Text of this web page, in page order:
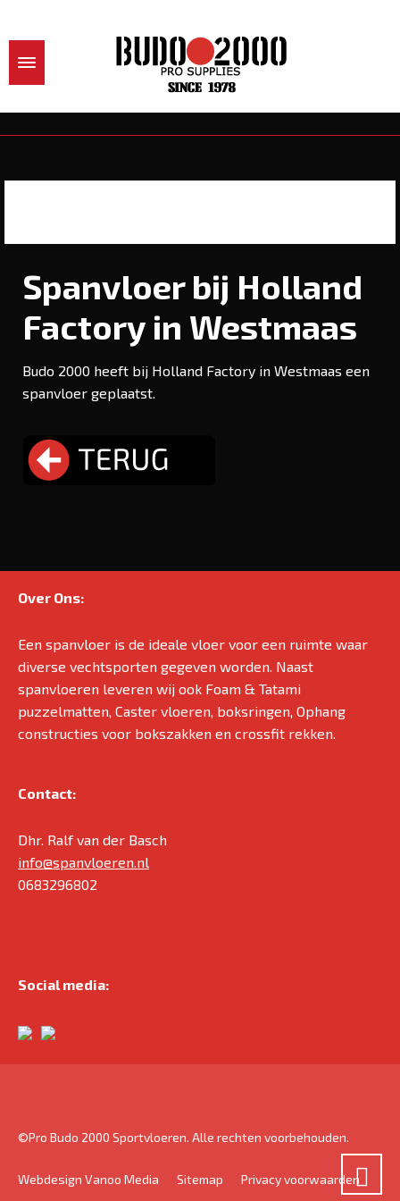
Spanvloer bij Holland
Factory in Westmaas
Budo 2000 heeft bij Holland Factory in Westmaas een
spanvloer geplaatst.
Over Ons:
Een spanvloer is de ideale vloer voor een ruimte waar
diverse vechtsporten gegeven worden. Naast
spanvloeren leveren wij ook Foam & Tatami
puzzelmatten, Caster vloeren, boksringen, Ophang
constructies voor bokszakken en crossfit rekken.
Contact:
Dhr. Ralf van der Basch
info@spanvloeren.nl
0683296802
Social media:
©Pro Budo 2000 Sportvloeren. Alle rechten voorbehouden.
Webdesign Vanoo Media Sitemap
Privacy voorwaarden